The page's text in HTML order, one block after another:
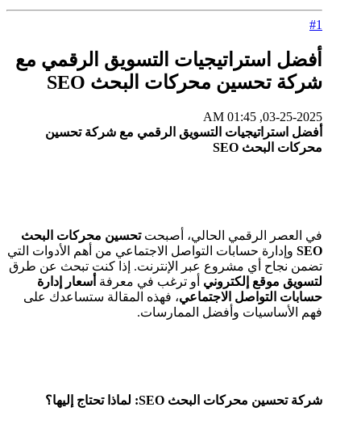
#1
أفضل استراتيجيات التسويق الرقمي مع
شركة تحسين محركات البحث SEO
03-25-2025, 01:45 AM
أفضل استراتيجيات التسويق الرقمي مع شركة تحسين
محركات البحث SEO
في العصر الرقمي الحالي، أصبحتتحسين محركات البحث
SEO وإدارة حسابات التواصل الاجتماعي من أهم الأدوات التي
تضمن نجاح أي مشروع عبر الإنترنت. إذا كنت تبحث عن طرق
لتسويق موقع إلكتروني أو ترغب في معرفة أسعار إدارة
حسابات التواصل الاجتماعي، فهذه المقالة ستساعدك على
فهم الأساسيات وأفضل الممارسات.
شركة تحسين محركات البحث SEO: لماذا تحتاج إليها؟